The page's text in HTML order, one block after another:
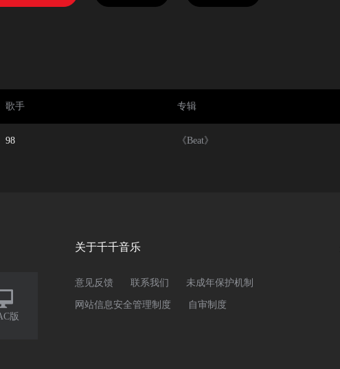
歌手 专辑
98 《Beat》
版
关于千千音乐
意见反馈 联系我们 未成年保护机制
网站信息安全管理制度 自审制度